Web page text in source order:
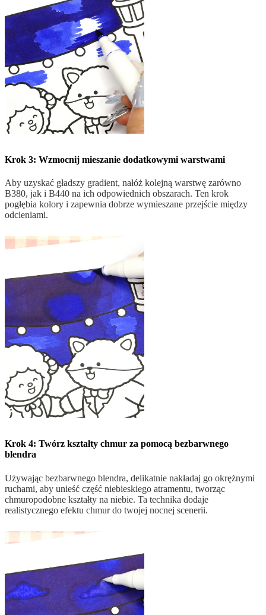
Krok 3: Wzmocnij mieszanie dodatkowymi warstwami
Aby uzyskać gładszy gradient, nałóż kolejną warstwę zarówno
B380, jak i B440 na ich odpowiednich obszarach. Ten krok
pogłębia kolory i zapewnia dobrze wymieszane przejście między
odcieniami.
Krok 4: Twórz kształty chmur za pomocą bezbarwnego
blendra
Używając bezbarwnego blendra, delikatnie nakładaj go okrężnymi
ruchami, aby unieść część niebieskiego atramentu, tworząc
chmuropodobne kształty na niebie. Ta technika dodaje
realistycznego efektu chmur do twojej nocnej scenerii.